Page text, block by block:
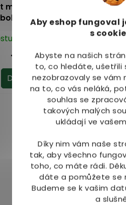
Aby eshop fungoval
s
Abyste na našich
to, co hledáte, ušetřili
nezobrazovaly se vám
na to, co vás neláká,
souhlas se
takových malých
ukládají ve
Díky nim vám naše
tak, aby všechno
toho, co máte rádi.
dáte a pomůžete se
Budeme se k vašim
a
med ušní sprej proti
bolesti 20 ml
do 2 dnů
199 Kč
Do košíku